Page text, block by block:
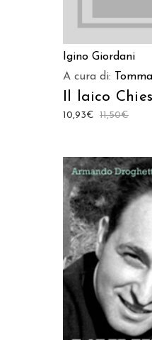
Igino Giordani
A cura di:
Il laico
11,50€
10,93€